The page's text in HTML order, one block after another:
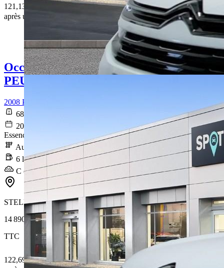
121,13 € /Mois
après un premier loyer de 4 437 €
Occasion
PEUGEOT 2008
2008 PureTech 130 S&S EAT8 Allure
68 495 km
2021-10-13
Essence sans plomb
Automatique
6 l/100km
C (136 g/km)
STELLANTIS &YOU LYON CARRÉ DE SOIE
14 890 €
TTC
122,69 € /Mois